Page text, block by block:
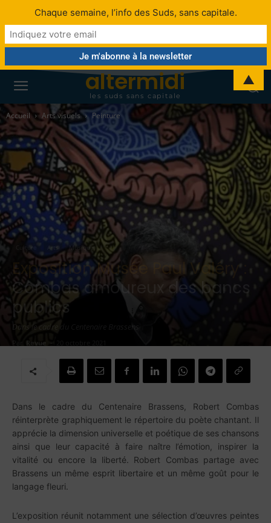
altermidi
les suds sans capitale
Accueil Arts visuels Peinture
Culture Arts Musique
Exposition Musée Paul Valéry :
Combas amoureux des bancs
publics
Dans le cadre du Centenaire Brassens
Revue
Dans le cadre du Centenaire Brassens, Robert Combas
réinterprète graphiquement le répertoire du poète chantant. Il
apprécie la dimension universelle et poétique de ses chansons
ainsi que leur capacité à faire naître l’émotion, inspirer la
vitalité ou encore la liberté. Robert Combas partage avec
Brassens un même esprit libertaire et un même goût pour le
langage fleuri.
L’exposition réunit notamment une sélection d’œuvres peintes
Chaque semaine, l’info des Suds, sans capitale.
▲